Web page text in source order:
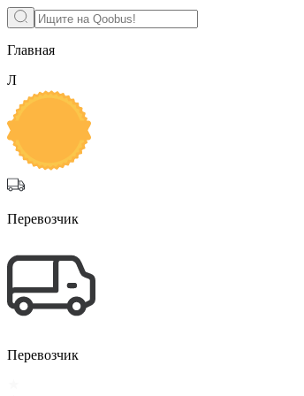
Главная
Л
Перевозчик
Перевозчик